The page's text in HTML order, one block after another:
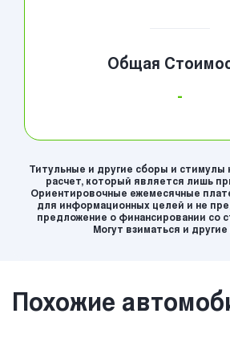
Общая
-
Титульные и другие сборы и стимулы
расчет, который является лишь
Ориентировочные ежемесячные
для информационных целей и не
предложение о финансировании со
Могут взиматься и другие
Похожие